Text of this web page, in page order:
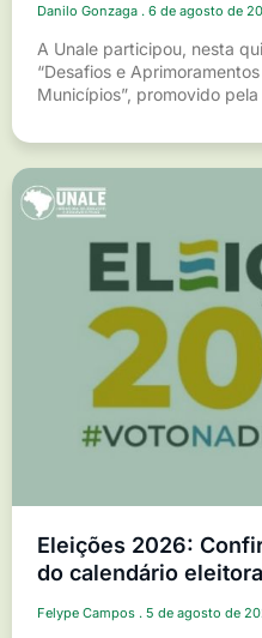
Danilo Gonzaga 6 de agosto de
A Unale participou, nesta
“Desafios e
Municípios”, promovido
Eleições 2026:
do calendário
Felype Campos 5 de agosto de